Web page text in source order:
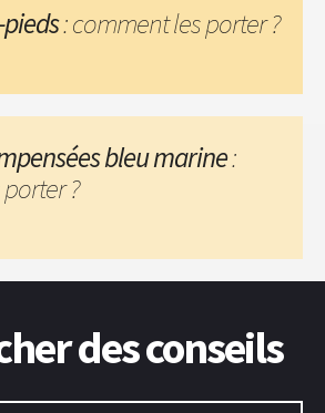
: comment les porter ?
bleu marine:
?
des conseils